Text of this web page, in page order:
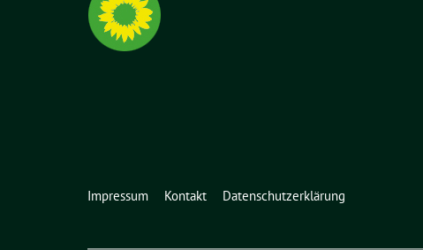
Impressum Kontakt Datenschutzerklärung